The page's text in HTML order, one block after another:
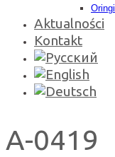
Oringi
Aktualności
Kontakt
A-0419